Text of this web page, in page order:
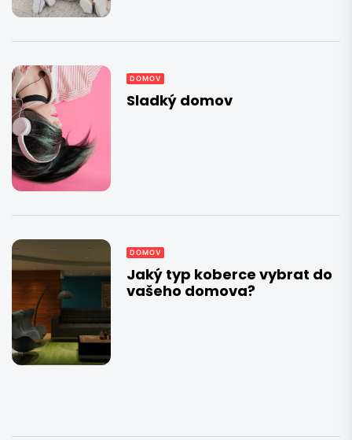
DOMOV
Sladký domov
DOMOV
Jaký typ koberce vybrat do
vašeho domova?